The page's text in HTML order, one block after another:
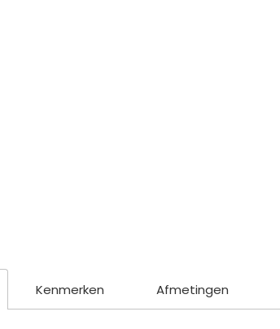
Kenmerken Afmetingen